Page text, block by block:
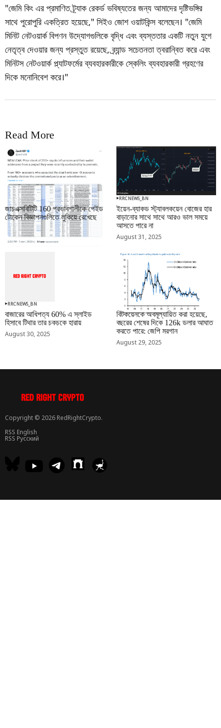
"জেমি কিং এর প্রমাণিত ট্র্যাক রেকর্ড ভবিষ্যতের জন্য আমাদের দৃষ্টিভঙ্গির
সাথে পুরোপুরি একত্রিত হয়েছে," সিইও জোশ ওয়াটকিন্স বলেছেন। "জেমি
মিনিট নেটওয়ার্ক বিপণন উদ্যোগগুলিকে বৃদ্ধি এবং ব্যস্ততার একটি নতুন যুগে
নেতৃত্ব দেওয়ার জন্য প্রস্তুত রয়েছে, ব্র্যান্ড সচেতনতা ত্বরান্বিত করে এবং
মিনিটস নেটওয়ার্ক প্ল্যাটফর্মের ব্যবহারকারীকে স্কেলিং ব্যবহারকারী গ্রহণের
দিকে মনোনিবেশ করে।"
Read More
RRCNEWS_BN
জাচএক্সবিটিটি 160 প্রভাবশালীকে পেইড
টোকেন বিজ্ঞাপনগুলিতে লুকিয়ে রেখেছে
September 01, 2025
RRCNEWS_BN
ইয়েন-ব্যাকড স্ট্যাবলকয়েন বোজের হার
বাড়ানোর সাথে সাথে আরও ভাল সময়ে
আসতে পারে না
August 31, 2025
RRCNEWS_BN
বাজারের আধিপত্য 60% এ স্লাইড
হিসাবে টিথার তার চকচকে হারায়
August 30, 2025
RRCNEWS_BN
বিটকয়েনকে অবমূল্যায়িত করা হয়েছে,
বছরের শেষের দিকে 126k ডলার আঘাত
করতে পারে: জেপি মরগান
August 29, 2025
Copyright © 2026 RedRightCrypto.
RSS English
RSS Русский